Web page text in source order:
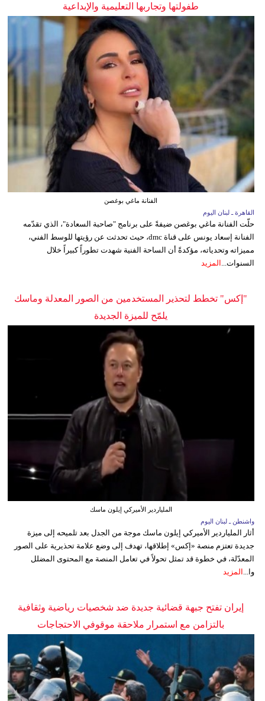
طفولتها وتجاربها التعليمية والإبداعية
الفنانة ماغي بوغصن
القاهرة ـ لبنان اليوم
حلّت الفنانة ماغي بوغصن ضيفةً على برنامج "صاحبة السعادة"، الذي تقدّمه
الفنانة إسعاد يونس على قناة dmc، حيث تحدثت عن رؤيتها للوسط الفني،
مميزاته وتحدياته، مؤكدةً أن الساحة الفنية شهدت تطوراً كبيراً خلال
السنوات... المزيد
"إكس" تخطط لتحذير المستخدمين من الصور المعدلة وماسك
يلمّح للميزة الجديدة
الملياردير الأميركي إيلون ماسك
واشنطن ـ لبنان اليوم
أثار الملياردير الأميركي إيلون ماسك موجة من الجدل بعد تلميحه إلى ميزة
جديدة تعتزم منصة «إكس» إطلاقها، تهدف إلى وضع علامة تحذيرية على الصور
المعدّلة، في خطوة قد تمثل تحولاً في تعامل المنصة مع المحتوى المضلل
وا... المزيد
إيران تفتح جبهة قضائية جديدة ضد شخصيات رياضية وثقافية
بالتزامن مع استمرار ملاحقة موقوفي الاحتجاجات